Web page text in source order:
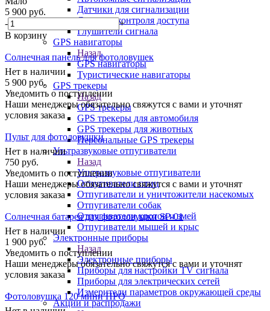
Датчики для сигнализации
Системы контроля доступа
Глушители сигнала
GPS навигаторы
Назад
GPS навигаторы
Туристические навигаторы
GPS трекеры
Назад
GPS трекеры
GPS трекеры для автомобиля
GPS трекеры для животных
Персональные GPS трекеры
Ультразвуковые отпугиватели
Назад
Ультразвуковые отпугиватели
Отпугиватели птиц
Отпугиватели и уничтожители насекомых
Отпугиватели собак
Отпугиватели кротов и змей
Отпугиватели мышей и крыс
Электронные приборы
Назад
Электронные приборы
Приборы для настройки TV сигнала
Приборы для электрических сетей
Измерители параметров окружающей среды
Акции и распродажи
5 900 руб.
-
+
В корзину
Солнечная панель для фотоловушек
Нет в наличии
5 900 руб.
Уведомить о поступлении
Наши менеджеры обязательно свяжутся с вами и уточнят
условия заказа
Пульт для фотоловушки
Нет в наличии
750 руб.
Уведомить о поступлении
Наши менеджеры обязательно свяжутся с вами и уточнят
условия заказа
Солнечная батарея для фотоловушки SP-01
Нет в наличии
1 900 руб.
Уведомить о поступлении
Наши менеджеры обязательно свяжутся с вами и уточнят
условия заказа
Фотоловушка 120 мини ПРО